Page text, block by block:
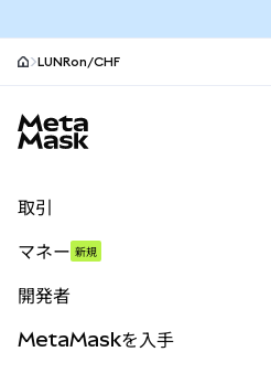
LUNRon/CHF
取引
パーペチュアル
RWA
マネー 新規
開発者
MetaMaskを入手